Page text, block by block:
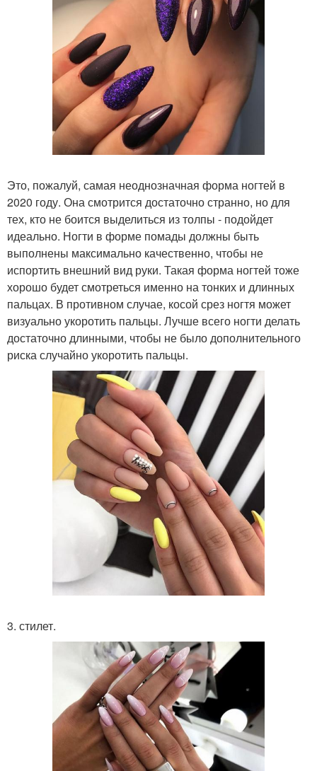
Это, пожалуй, самая неоднозначная форма ногтей в
2020 году. Она смотрится достаточно странно, но для
тех, кто не боится выделиться из толпы - подойдет
идеально. Ногти в форме помады должны быть
выполнены максимально качественно, чтобы не
испортить внешний вид руки. Такая форма ногтей тоже
хорошо будет смотреться именно на тонких и длинных
пальцах. В противном случае, косой срез ногтя может
визуально укоротить пальцы. Лучше всего ногти делать
достаточно длинными, чтобы не было дополнительного
риска случайно укоротить пальцы.
3. стилет.